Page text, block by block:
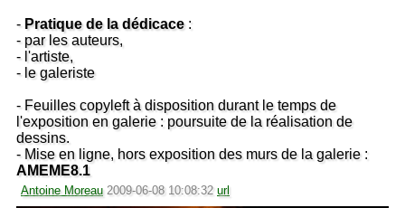
- Pratique de la dédicace:
- par les auteurs,
- l'artiste,
- le galeriste
- Feuilles copyleft à disposition durant le temps de
l'exposition en galerie : poursuite de la réalisation de
dessins.
- Mise en ligne, hors exposition des murs de la galerie :
AMEME8.1
Antoine Moreau 2009-06-08 10:08:32 url